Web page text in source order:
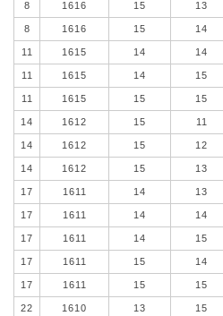
8 1616 15 13
8 1616 15 14
11 1615 14 14
11 1615 14 15
11 1615 15 15
14 1612 15 11
14 1612 15 12
14 1612 15 13
17 1611 14 13
17 1611 14 14
17 1611 14 15
17 1611 15 14
17 1611 15 15
22 1610 13 15